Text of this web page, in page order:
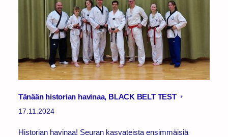
Tänään historian havinaa, BLACK BELT TEST
17.11.2024
Historian havinaa! Seuran kasvateista ensimmäisiä